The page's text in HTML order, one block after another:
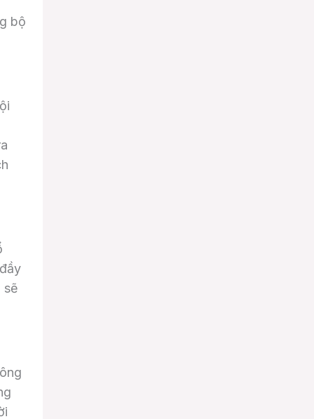
bộ
sẽ